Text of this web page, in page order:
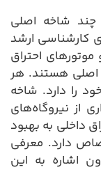
چند شاخه اصلی
کارشناسی ارشد
احتراق
اصلی هستند. هر
را دارد. شاخه
از نیروگاه‌های
داخلی به بهبود
دارد. معرفی
اشاره به این